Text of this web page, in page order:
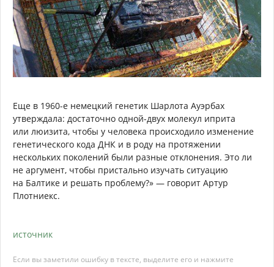
Еще в 1960-е немецкий генетик Шарлота Ауэрбах
утверждала: достаточно одной-двух молекул иприта
или люизита, чтобы у человека происходило изменение
генетического кода ДНК и в роду на протяжении
нескольких поколений были разные отклонения. Это ли
не аргумент, чтобы пристально изучать ситуацию
на Балтике и решать проблему?» — говорит Артур
Плотниекс.
источник
Если вы заметили ошибку в тексте, выделите его и нажмите